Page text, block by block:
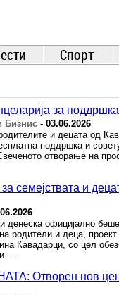
Спорт
за
Бизнис - 03.06.2026
и децата од
поддршка и
отворање на
семејствата и
денеска официјално
родители и деца,
Кавадарци, со цел
...
Отворен нов